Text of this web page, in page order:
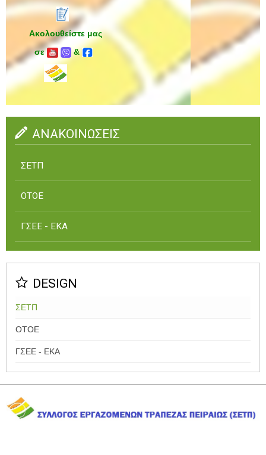
Ακολουθείστε μας
σε
&
ΑΝΑΚΟΙΝΩΣΕΙΣ
ΣΕΤΠ
ΟΤΟΕ
ΓΣΕΕ - ΕΚΑ
DESIGN
ΣΕΤΠ
ΟΤΟΕ
ΓΣΕΕ - ΕΚΑ